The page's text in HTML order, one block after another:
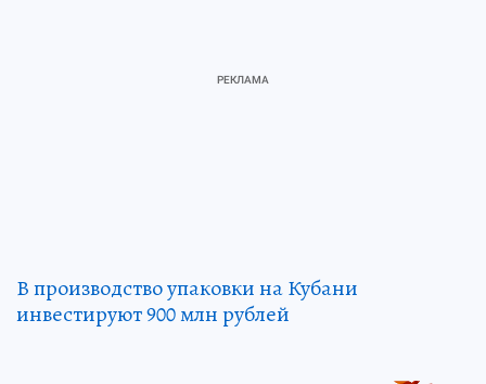
В производство упаковки на Кубани
инвестируют 900 млн рублей